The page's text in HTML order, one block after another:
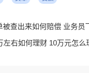
被查出来如何赔偿 业务员
左右如何理财 10万元怎么